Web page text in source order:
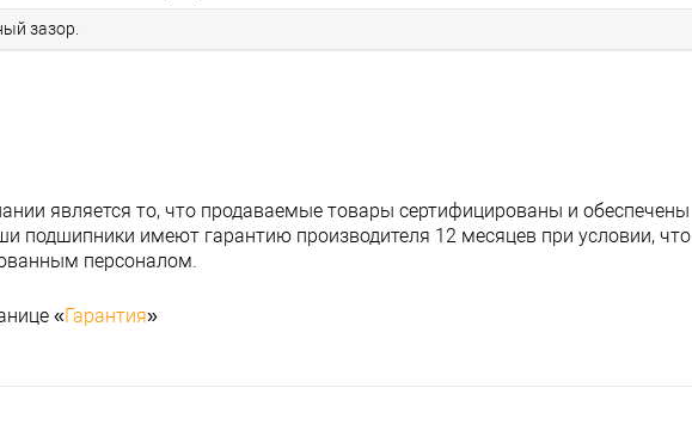
зазор.
является то, что продаваемые товары сертифицированы и обеспечены
подшипники имеют гарантию производителя 12 месяцев при условии, что
персоналом.
«Гарантия»